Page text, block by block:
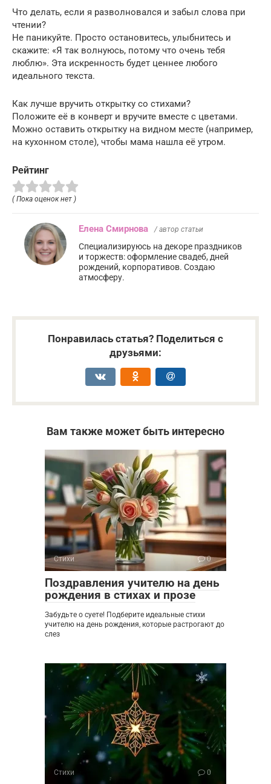
Что делать, если я разволновался и забыл слова при
чтении?
Не паникуйте. Просто остановитесь, улыбнитесь и
скажите: «Я так волнуюсь, потому что очень тебя
люблю». Эта искренность будет ценнее любого
идеального текста.
Как лучше вручить открытку со стихами?
Положите её в конверт и вручите вместе с цветами.
Можно оставить открытку на видном месте (например,
на кухонном столе), чтобы мама нашла её утром.
Рейтинг
( Пока оценок нет )
Елена Смирнова / автор статьи
Специализируюсь на декоре праздников
и торжеств: оформление свадеб, дней
рождений, корпоративов. Создаю
атмосферу.
Понравилась статья? Поделиться с
друзьями:
Вам также может быть интересно
Стихи 0
Поздравления учителю на день
рождения в стихах и прозе
Забудьте о суете! Подберите идеальные стихи
учителю на день рождения, которые растрогают до
слез
Стихи 0